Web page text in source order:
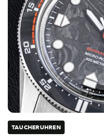
TAUCHERUHREN